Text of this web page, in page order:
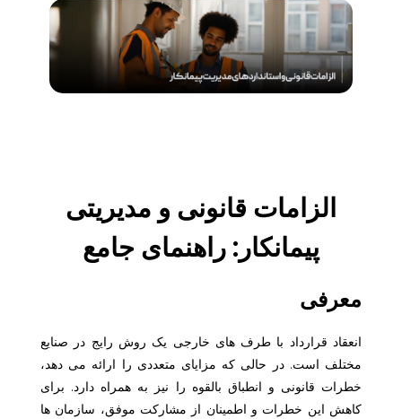
الزامات قانونی و مدیریتی
پیمانکار: راهنمای جامع
معرفی
انعقاد قرارداد با طرف های خارجی یک روش رایج در صنایع
مختلف است. در حالی که مزایای متعددی را ارائه می دهد،
خطرات قانونی و انطباق بالقوه را نیز به همراه دارد. برای
کاهش این خطرات و اطمینان از مشارکت موفق، سازمان ها